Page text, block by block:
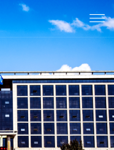
